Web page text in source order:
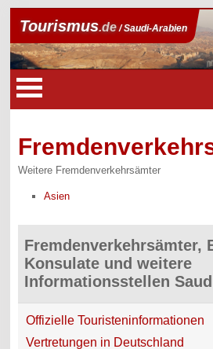
Tourismus.de/ Saudi-Arabien
Weitere Fremdenverkehrsämter
Asien
Fremdenverkehrsämter,
Konsulate und weitere
Informationsstellen
Offizielle Touristeninformationen
Vertretungen in Deutschland